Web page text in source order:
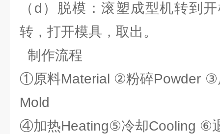
（d）脱模：滚塑成型机转到
转，打开模具，取出。
制作流程
①原料Material ②粉碎Powder ③
Mold
④加热Heating⑤冷却Cooling ⑥